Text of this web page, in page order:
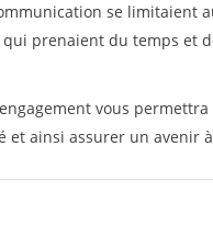
se limitaient
prenaient du temps et
vous
et ainsi assurer un avenir